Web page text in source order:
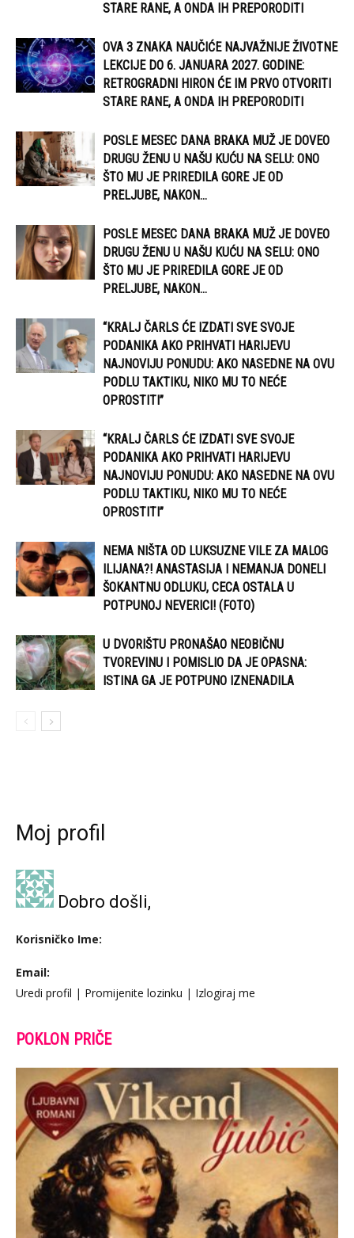
STARE RANE, A ONDA IH PREPORODITI
OVA 3 ZNAKA NAUČIĆE NAJVAŽNIJE ŽIVOTNE
LEKCIJE DO 6. JANUARA 2027. GODINE:
RETROGRADNI HIRON ĆE IM PRVO OTVORITI
STARE RANE, A ONDA IH PREPORODITI
POSLE MESEC DANA BRAKA MUŽ JE DOVEO
DRUGU ŽENU U NAŠU KUĆU NA SELU: ONO
ŠTO MU JE PRIREDILA GORE JE OD
PRELJUBE, NAKON...
POSLE MESEC DANA BRAKA MUŽ JE DOVEO
DRUGU ŽENU U NAŠU KUĆU NA SELU: ONO
ŠTO MU JE PRIREDILA GORE JE OD
PRELJUBE, NAKON...
“KRALJ ČARLS ĆE IZDATI SVE SVOJE
PODANIKA AKO PRIHVATI HARIJEVU
NAJNOVIJU PONUDU: AKO NASEDNE NA OVU
PODLU TAKTIKU, NIKO MU TO NEĆE
OPROSTITI”
“KRALJ ČARLS ĆE IZDATI SVE SVOJE
PODANIKA AKO PRIHVATI HARIJEVU
NAJNOVIJU PONUDU: AKO NASEDNE NA OVU
PODLU TAKTIKU, NIKO MU TO NEĆE
OPROSTITI”
NEMA NIŠTA OD LUKSUZNE VILE ZA MALOG
ILIJANA?! ANASTASIJA I NEMANJA DONELI
ŠOKANTNU ODLUKU, CECA OSTALA U
POTPUNOJ NEVERICI! (FOTO)
U DVORIŠTU PRONAŠAO NEOBIČNU
TVOREVINU I POMISLIO DA JE OPASNA:
ISTINA GA JE POTPUNO IZNENADILA
Moj profil
Dobro došli,
Korisničko Ime:
Email:
Uredi profil | Promijenite lozinku | Izlogiraj me
POKLON PRIČE